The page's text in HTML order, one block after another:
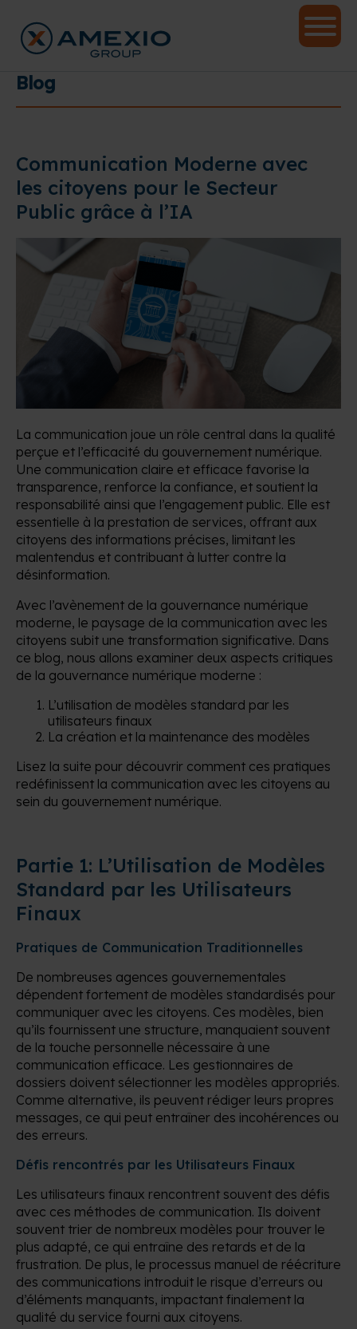
Blog
Communication Moderne avec
les citoyens pour le Secteur
Public grâce à l’IA
La communication joue un rôle central dans la qualité
perçue et l’efficacité du gouvernement numérique.
Une communication claire et efficace favorise la
transparence, renforce la confiance, et soutient la
responsabilité ainsi que l’engagement public. Elle est
essentielle à la prestation de services, offrant aux
citoyens des informations précises, limitant les
malentendus et contribuant à lutter contre la
désinformation.
Avec l’avènement de la gouvernance numérique
moderne, le paysage de la communication avec les
citoyens subit une transformation significative. Dans
ce blog, nous allons examiner deux aspects critiques
de la gouvernance numérique moderne :
L’utilisation de modèles standard par les
utilisateurs finaux
La création et la maintenance des modèles
Lisez la suite pour découvrir comment ces pratiques
redéfinissent la communication avec les citoyens au
sein du gouvernement numérique.
Partie 1: L’Utilisation de Modèles
Standard par les Utilisateurs
Finaux
Pratiques de Communication Traditionnelles
De nombreuses agences gouvernementales
dépendent fortement de modèles standardisés pour
communiquer avec les citoyens. Ces modèles, bien
qu’ils fournissent une structure, manquaient souvent
de la touche personnelle nécessaire à une
communication efficace. Les gestionnaires de
dossiers doivent sélectionner les modèles appropriés.
Comme alternative, ils peuvent rédiger leurs propres
messages, ce qui peut entraîner des incohérences ou
des erreurs.
Défis rencontrés par les Utilisateurs Finaux
Les utilisateurs finaux rencontrent souvent des défis
avec ces méthodes de communication. Ils doivent
souvent trier de nombreux modèles pour trouver le
plus adapté, ce qui entraîne des retards et de la
frustration. De plus, le processus manuel de réécriture
des communications introduit le risque d’erreurs ou
d’éléments manquants, impactant finalement la
qualité du service fourni aux citoyens.